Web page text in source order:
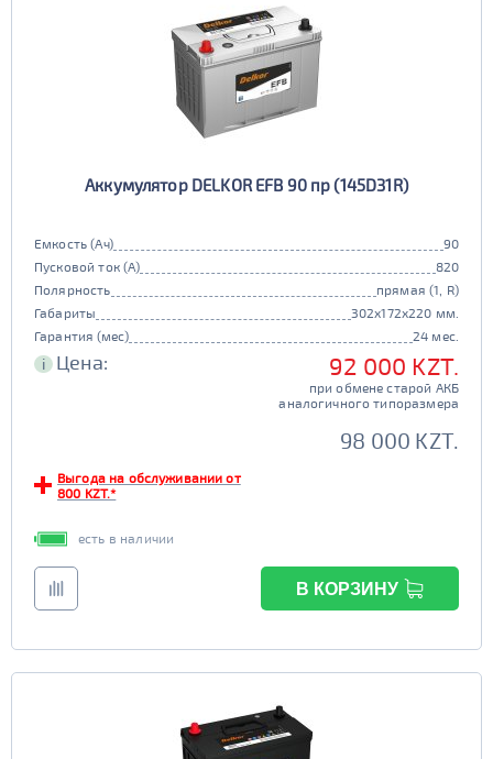
Аккумулятор DELKOR EFB 90 пр (145D31R)
Емкость (Ач)
90
Пусковой ток (А)
820
Полярность
прямая (1, R)
Габариты
302x172x220 мм.
Гарантия (мес)
24 мес.
i Цена: 92 000 KZT.
при обмене старой АКБ
аналогичного типоразмера
98 000 KZT.
Выгода на обслуживании от
800 KZT.*
есть в наличии
В КОРЗИНУ